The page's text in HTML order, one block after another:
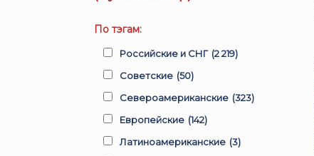
По тэгам:
Российские и СНГ (2 219)
Советские (50)
Североамериканские (323)
Европейские (142)
Латиноамериканские (3)